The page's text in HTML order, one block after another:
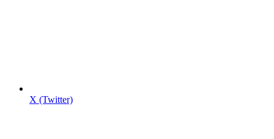
X (Twitter)